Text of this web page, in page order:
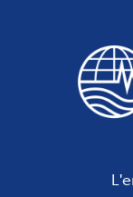
principale